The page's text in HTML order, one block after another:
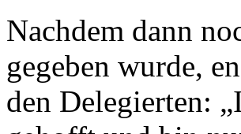
Nachdem dann
gegeben wurde,
den Delegierten: